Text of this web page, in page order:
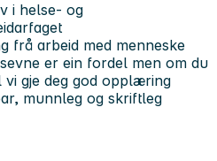
i helse- og
frå arbeid med menneske
er ein fordel men om du
gje deg god opplæring
munnleg og skriftleg